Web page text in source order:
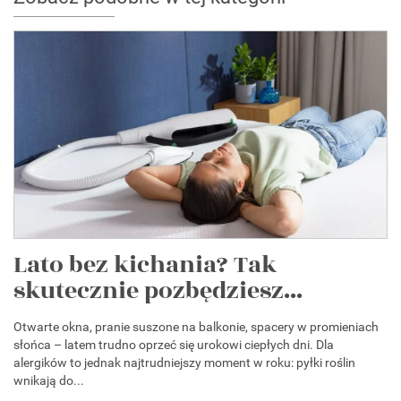
Lato bez kichania? Tak
skutecznie pozbędziesz...
Otwarte okna, pranie suszone na balkonie, spacery w promieniach
słońca – latem trudno oprzeć się urokowi ciepłych dni. Dla
alergików to jednak najtrudniejszy moment w roku: pyłki roślin
wnikają do...